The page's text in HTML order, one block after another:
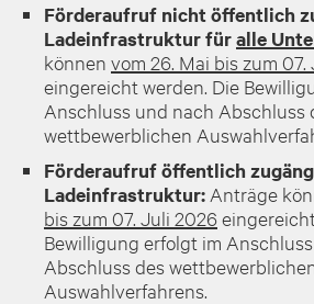
Förderaufruf nicht öffentlich
Ladeinfrastruktur füralle
können vom 26. Mai bis zum
eingereicht werden. Die
Anschluss und nach Abschluss
wettbewerblichen
Förderaufruf öffentlich
Ladeinfrastruktur: Anträge
bis zum 07. Juli 2026
Bewilligung erfolgt im
Abschluss des
Auswahlverfahrens.